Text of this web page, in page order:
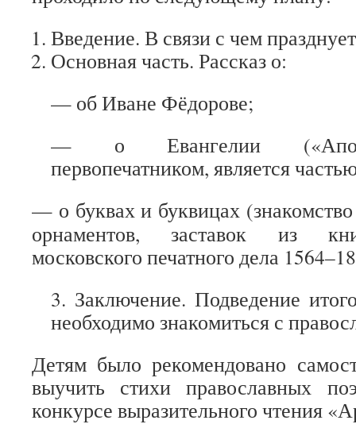
Введение. В связи с чем
Основная часть. Рассказ о:
— об Иване Фёдорове;
— о Евангелии
первопечатником, является
— о буквах и буквицах
орнаментов, заставок из
московского печатного дела
3. Заключение. Подведение
необходимо знакомиться с
Детям было рекомендовано
выучить стихи православных
конкурсе выразительного чтения